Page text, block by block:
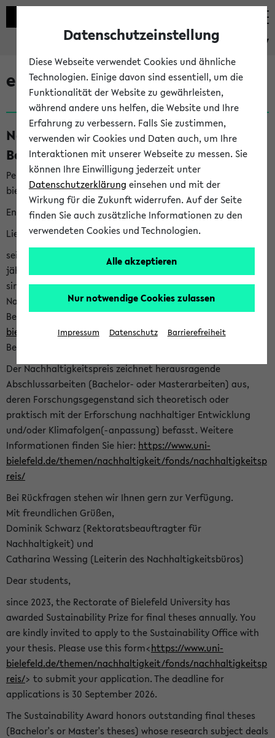
eKVV
eKVV News
Nachhaltigkeitspreis 2026:
Bewerbungsphase gestartet (06.08.26)
Per E-Mail eingestellt von nachhaltigkeitsbuero@uni-
bielefeld.de an den Verteiler 'Alle Studierenden':
English version below
Liebe Studierende,
seit 2023 verleiht das Rektorat der Universität Bielefeld
jährlich den Nachhaltigkeitspreis für Abschlussarbeiten. Sie
sind herzlich eingeladen sich mit Ihrer Abschlussarbeit beim
Nachhaltigkeitsbüro zu bewerben. Bitte nutzen Sie für Ihre
Bewerbung dieses Formular<https://formulare.uni-
bielefeld.de/frontend-server/form/provide/913/>. Die
Bewerbungsfrist endet am 30.09.2026.
Der Nachhaltigkeitspreis zeichnet herausragende
Abschlussarbeiten (Bachelor- oder Masterarbeiten) aus,
deren Forschungsgegenstand sich theoretisch oder
praktisch mit der Erforschung nachhaltiger Entwicklung
und/oder Klimafolgen(-anpassung) befasst. Weitere
Informationen finden Sie hier: https://www.uni-
bielefeld.de/themen/nachhaltigkeit/fonds/nachhaltigkeitsp
reis/
Bei Rückfragen stehen wir Ihnen gern zur Verfügung.
Mit freundlichen Grüßen,
Dominik Schwarz (Rektoratsbeauftragter für
Nachhaltigkeit) und
Catharina Wessing (Leiterin des Nachhaltigkeitsbüros)
Dear students,
since 2023, the Rectorate of Bielefeld University has
awarded Sustainability Prize for final theses annually. You
are kindly invited to apply to the Sustainability Office with
your thesis. Please use this form<https://www.uni-
bielefeld.de/themen/nachhaltigkeit/fonds/nachhaltigkeitsp
reis/> to submit your application. The deadline for
applications is 30 September 2026.
The Sustainability Award honors outstanding final theses
(Bachelor's or Master's theses) whose research subject deals
Datenschutzeinstellung
Diese Webseite verwendet Cookies und ähnliche
Technologien. Einige davon sind essentiell, um die
Funktionalität der Website zu gewährleisten,
während andere uns helfen, die Website und Ihre
Erfahrung zu verbessern. Falls Sie zustimmen,
verwenden wir Cookies und Daten auch, um Ihre
Interaktionen mit unserer Webseite zu messen. Sie
können Ihre Einwilligung jederzeit unter
Datenschutzerklärung einsehen und mit der
Wirkung für die Zukunft widerrufen. Auf der Seite
finden Sie auch zusätzliche Informationen zu den
verwendeten Cookies und Technologien.
Alle akzeptieren
Nur notwendige Cookies zulassen
Impressum Datenschutz Barrierefreiheit